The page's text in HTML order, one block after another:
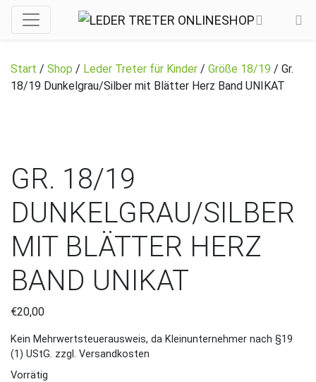
Start / Shop / Leder Treter für Kinder / Größe 18/19 / Gr.
18/19 Dunkelgrau/Silber mit Blätter Herz Band UNIKAT
GR. 18/19
DUNKELGRAU/SILBER
MIT BLÄTTER HERZ
BAND UNIKAT
€20,00
Kein Mehrwertsteuerausweis, da Kleinunternehmer nach §19
(1) UStG. zzgl. Versandkosten
Vorrätig